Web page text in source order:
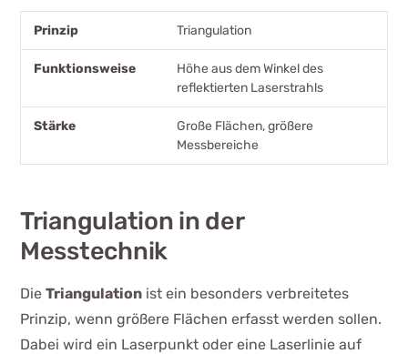
Triangulation
Höhe aus dem Winkel des
reflektierten Laserstrahls
Große Flächen, größere
Messbereiche
Triangulation in der
Messtechnik
Die Triangulation ist ein besonders verbreitetes
Prinzip, wenn größere Flächen erfasst werden sollen.
Dabei wird ein Laserpunkt oder eine Laserlinie auf